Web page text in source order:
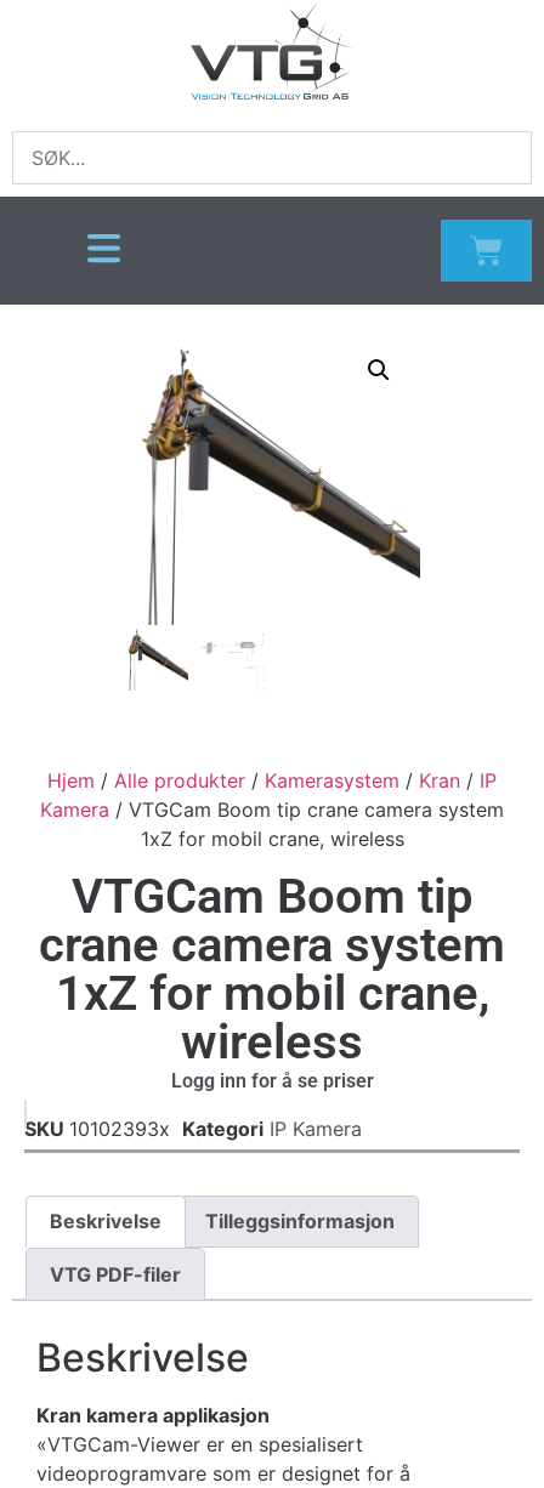
Hjem / Alle produkter / Kamerasystem / Kran / IP
Kamera / VTGCam Boom tip crane camera system
1xZ for mobil crane, wireless
VTGCam Boom tip
crane camera system
1xZ for mobil crane,
wireless
Logg inn for å se priser
SKU 10102393x Kategori IP Kamera
Beskrivelse Tilleggsinformasjon
VTG PDF-filer
Beskrivelse
Kran kamera applikasjon
«VTGCam-Viewer er en spesialisert
videoprogramvare som er designet for å